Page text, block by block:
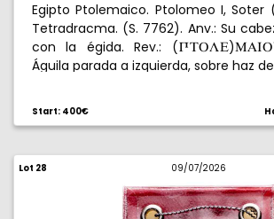
Egipto Ptolemaico. Ptolomeo I, Soter
Tetradracma. (S. 7762). Anv.: Su
con la égida. Rev.: (RXPLE)
Águila parada a izquierda, sobre haz
Start: 400€
Lot 28 09/07/2026